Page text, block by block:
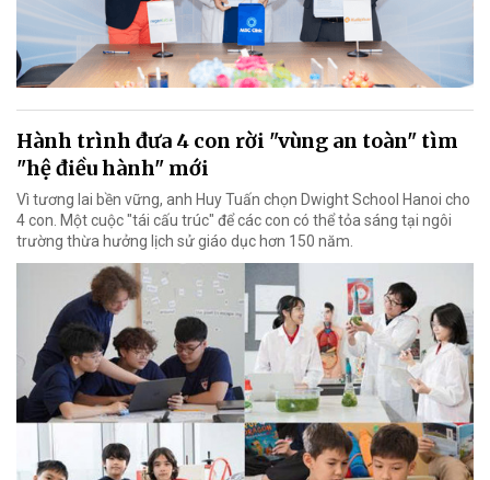
Hành trình đưa 4 con rời "vùng an toàn" tìm
"hệ điều hành" mới
Vì tương lai bền vững, anh Huy Tuấn chọn Dwight School Hanoi cho
4 con. Một cuộc "tái cấu trúc" để các con có thể tỏa sáng tại ngôi
trường thừa hưởng lịch sử giáo dục hơn 150 năm.